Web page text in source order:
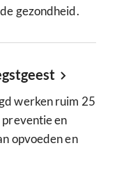
gezondheid.
werken ruim 25
preventie en
opvoeden en